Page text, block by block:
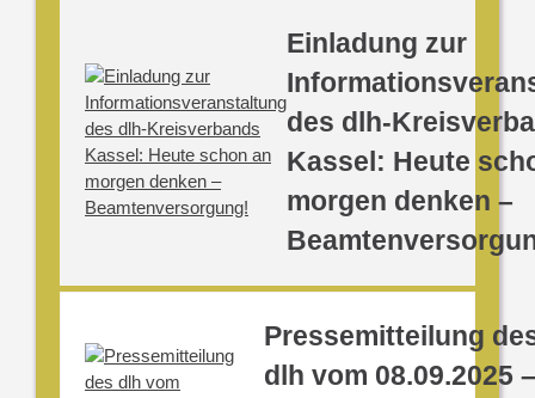
Einladung zur
des dlh-
Kassel: Heute
morgen denken –
Pressemitteilung
dlh vom 08.09.2025 –